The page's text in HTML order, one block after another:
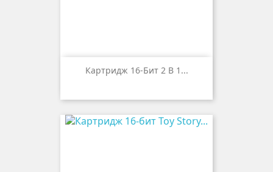
Картридж 16-Бит 2 В 1...